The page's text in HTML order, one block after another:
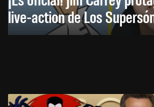
live-action de Los